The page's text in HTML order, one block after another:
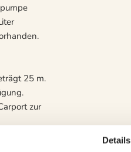
25 m.
zur
Details